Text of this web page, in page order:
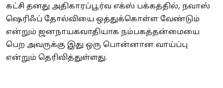
கட்சி தனது அதிகாரப்பூர்வ எக்ஸ் பக்கத்தில், நவாஸ்
ஷெரிஃப் தோல்வியை ஒத்துக்கொள்ள வேண்டும்
என்றும் ஜனநாயகவாதியாக நம்பகத்தன்மையை
பெற அவருக்கு இது ஒரு பொன்னான வாய்ப்பு
என்றும் தெரிவித்துள்ளது.